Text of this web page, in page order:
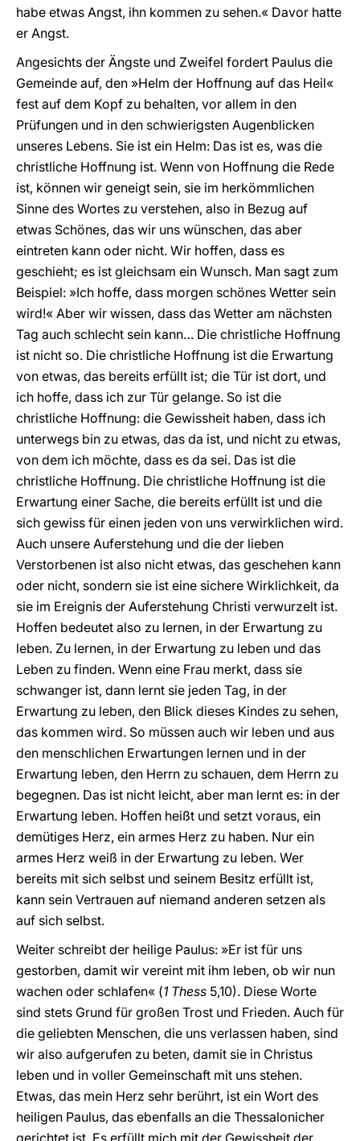
habe etwas Angst, ihn kommen zu sehen.« Davor hatte
er Angst.
Angesichts der Ängste und Zweifel fordert Paulus die
Gemeinde auf, den »Helm der Hoffnung auf das Heil«
fest auf dem Kopf zu behalten, vor allem in den
Prüfungen und in den schwierigsten Augenblicken
unseres Lebens. Sie ist ein Helm: Das ist es, was die
christliche Hoffnung ist. Wenn von Hoffnung die Rede
ist, können wir geneigt sein, sie im herkömmlichen
Sinne des Wortes zu verstehen, also in Bezug auf
etwas Schönes, das wir uns wünschen, das aber
eintreten kann oder nicht. Wir hoffen, dass es
geschieht; es ist gleichsam ein Wunsch. Man sagt zum
Beispiel: »Ich hoffe, dass morgen schönes Wetter sein
wird!« Aber wir wissen, dass das Wetter am nächsten
Tag auch schlecht sein kann… Die christliche Hoffnung
ist nicht so. Die christliche Hoffnung ist die Erwartung
von etwas, das bereits erfüllt ist; die Tür ist dort, und
ich hoffe, dass ich zur Tür gelange. So ist die
christliche Hoffnung: die Gewissheit haben, dass ich
unterwegs bin zu etwas, das da ist, und nicht zu etwas,
von dem ich möchte, dass es da sei. Das ist die
christliche Hoffnung. Die christliche Hoffnung ist die
Erwartung einer Sache, die bereits erfüllt ist und die
sich gewiss für einen jeden von uns verwirklichen wird.
Auch unsere Auferstehung und die der lieben
Verstorbenen ist also nicht etwas, das geschehen kann
oder nicht, sondern sie ist eine sichere Wirklichkeit, da
sie im Ereignis der Auferstehung Christi verwurzelt ist.
Hoffen bedeutet also zu lernen, in der Erwartung zu
leben. Zu lernen, in der Erwartung zu leben und das
Leben zu finden. Wenn eine Frau merkt, dass sie
schwanger ist, dann lernt sie jeden Tag, in der
Erwartung zu leben, den Blick dieses Kindes zu sehen,
das kommen wird. So müssen auch wir leben und aus
den menschlichen Erwartungen lernen und in der
Erwartung leben, den Herrn zu schauen, dem Herrn zu
begegnen. Das ist nicht leicht, aber man lernt es: in der
Erwartung leben. Hoffen heißt und setzt voraus, ein
demütiges Herz, ein armes Herz zu haben. Nur ein
armes Herz weiß in der Erwartung zu leben. Wer
bereits mit sich selbst und seinem Besitz erfüllt ist,
kann sein Vertrauen auf niemand anderen setzen als
auf sich selbst.
Weiter schreibt der heilige Paulus: »Er ist für uns
gestorben, damit wir vereint mit ihm leben, ob wir nun
wachen oder schlafen« (1 Thess 5,10). Diese Worte
sind stets Grund für großen Trost und Frieden. Auch für
die geliebten Menschen, die uns verlassen haben, sind
wir also aufgerufen zu beten, damit sie in Christus
leben und in voller Gemeinschaft mit uns stehen.
Etwas, das mein Herz sehr berührt, ist ein Wort des
heiligen Paulus, das ebenfalls an die Thessalonicher
gerichtet ist. Es erfüllt mich mit der Gewissheit der